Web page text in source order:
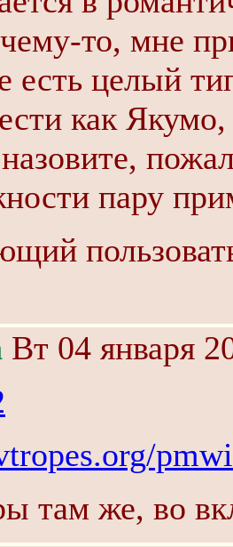
то, мне
есть целый
как Якумо,
пару
Вт 04 января
там же, во